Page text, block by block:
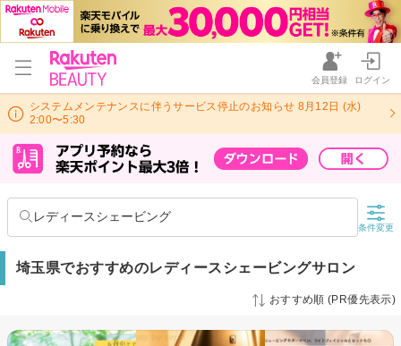
会員登録 ログイン
システムメンテナンスに伴うサービス停止のお知らせ 8月12日 (水)
2:00〜5:30
レディースシェービング
条件変更
埼玉県でおすすめのレディースシェービングサロン
おすすめ順 (PR優先表示)